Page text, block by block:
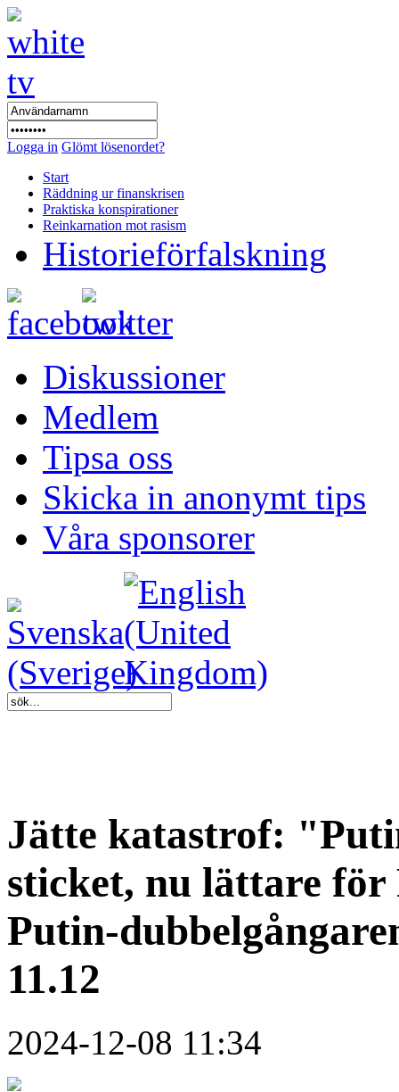
Logga in Glömt lösenordet?
Start
Räddning ur finanskrisen
Praktiska konspirationer
Reinkarnation mot rasism
Historieförfalskning
Diskussioner
Medlem
Tipsa oss
Skicka in anonymt tips
Våra sponsorer
Jätte katastrof:
sticket, nu lättare
Putin-
11.12
2024-12-08 11:34